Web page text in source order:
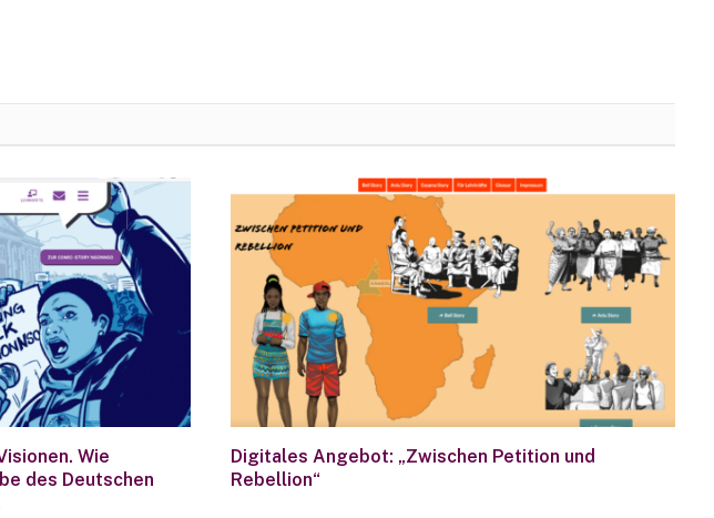
Wie
des Deutschen
Digitales Angebot: „Zwischen Petition und
Rebellion“